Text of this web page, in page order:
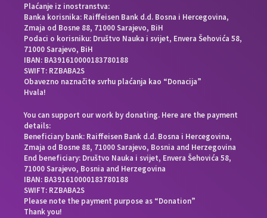
Plaćanje iz inostranstva:
Banka korisnika: Raiffeisen Bank d.d. Bosna i Hercegovina,
Zmaja od Bosne 88, 71000 Sarajevo, BiH
Podaci o korisniku: Društvo Nauka i svijet, Envera Šehovića 58,
71000 Sarajevo, BiH
IBAN: BA391610000183780188
SWIFT: RZBABA2S
Obavezno naznačite svrhu plaćanja kao “Donacija”
Hvala!
You can support our work by donating. Here are the payment
details:
Beneficiary bank: Raiffeisen Bank d.d. Bosna i Hercegovina,
Zmaja od Bosne 88, 71000 Sarajevo, Bosnia and Herzegovina
End beneficiary: Društvo Nauka i svijet, Envera Šehovića 58,
71000 Sarajevo, Bosnia and Herzegovina
IBAN: BA391610000183780188
SWIFT: RZBABA2S
Please note the payment purpose as “Donation”
Thank you!